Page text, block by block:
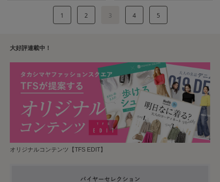
1 2 3 4 5
大好評連載中！
オリジナルコンテンツ【TFS EDIT】